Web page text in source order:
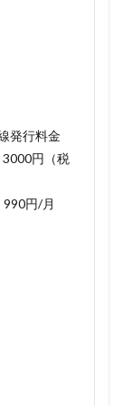
発行料金
円（税
円/月